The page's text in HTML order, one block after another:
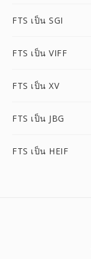
FTS เป็น SGI
FTS เป็น VIFF
FTS เป็น XV
FTS เป็น JBG
FTS เป็น HEIF